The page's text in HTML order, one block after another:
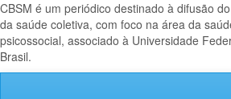
CBSM é um periódico destinado à difusão
da saúde coletiva, com foco na área da
psicossocial, associado à Universidade
Brasil.